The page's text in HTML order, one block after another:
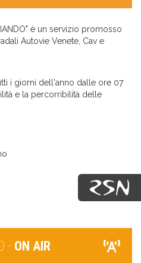
è un servizio promosso
Autovie Venete, Cav e
i giorni dell'anno dalle ore 07
e la percorribilità delle
- ON AIR